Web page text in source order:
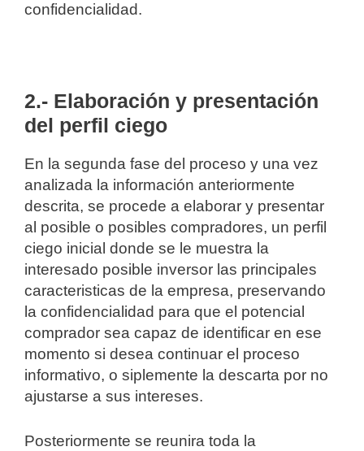
confidencialidad.
2.- Elaboración y presentación
del perfil ciego
En la segunda fase del proceso y una vez
analizada la información anteriormente
descrita, se procede a elaborar y presentar
al posible o posibles compradores, un perfil
ciego inicial donde se le muestra la
interesado posible inversor las principales
caracteristicas de la empresa, preservando
la confidencialidad para que el potencial
comprador sea capaz de identificar en ese
momento si desea continuar el proceso
informativo, o siplemente la descarta por no
ajustarse a sus intereses.
Posteriormente se reunira toda la